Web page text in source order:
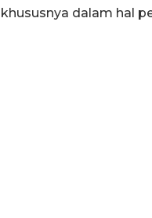
dalam hal